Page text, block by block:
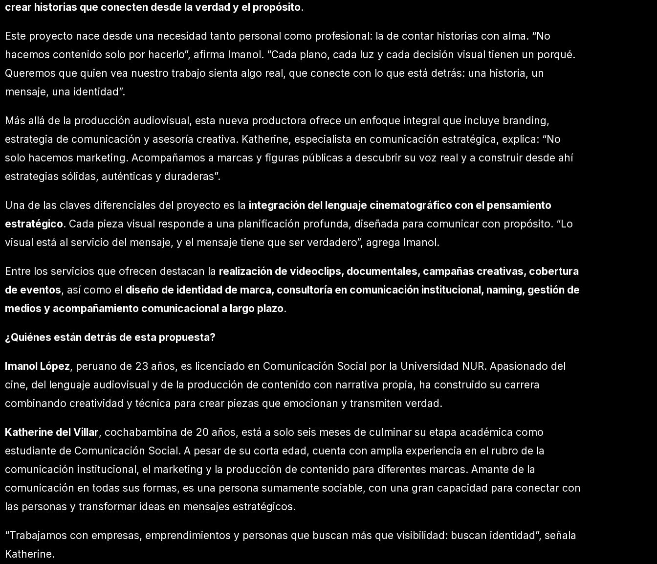
crear historias que conecten desde la verdad y el propósito.
Este proyecto nace desde una necesidad tanto personal como profesional: la de contar historias con alma. “No
hacemos contenido solo por hacerlo”, afirma Imanol. “Cada plano, cada luz y cada decisión visual tienen un porqué.
Queremos que quien vea nuestro trabajo sienta algo real, que conecte con lo que está detrás: una historia, un
mensaje, una identidad”.
Más allá de la producción audiovisual, esta nueva productora ofrece un enfoque integral que incluye branding,
estrategia de comunicación y asesoría creativa. Katherine, especialista en comunicación estratégica, explica: “No
solo hacemos marketing. Acompañamos a marcas y figuras públicas a descubrir su voz real y a construir desde ahí
estrategias sólidas, auténticas y duraderas”.
Una de las claves diferenciales del proyecto es la integración del lenguaje cinematográfico con el pensamiento
estratégico. Cada pieza visual responde a una planificación profunda, diseñada para comunicar con propósito. “Lo
visual está al servicio del mensaje, y el mensaje tiene que ser verdadero”, agrega Imanol.
Entre los servicios que ofrecen destacan la realización de videoclips, documentales, campañas creativas, cobertura
de eventos, así como el diseño de identidad de marca, consultoría en comunicación institucional, naming, gestión de
medios y acompañamiento comunicacional a largo plazo.
¿Quiénes están detrás de esta propuesta?
Imanol López, peruano de 23 años, es licenciado en Comunicación Social por la Universidad NUR. Apasionado del
cine, del lenguaje audiovisual y de la producción de contenido con narrativa propia, ha construido su carrera
combinando creatividad y técnica para crear piezas que emocionan y transmiten verdad.
Katherine del Villar, cochabambina de 20 años, está a solo seis meses de culminar su etapa académica como
estudiante de Comunicación Social. A pesar de su corta edad, cuenta con amplia experiencia en el rubro de la
comunicación institucional, el marketing y la producción de contenido para diferentes marcas. Amante de la
comunicación en todas sus formas, es una persona sumamente sociable, con una gran capacidad para conectar con
las personas y transformar ideas en mensajes estratégicos.
“Trabajamos con empresas, emprendimientos y personas que buscan más que visibilidad: buscan identidad”, señala
Katherine.